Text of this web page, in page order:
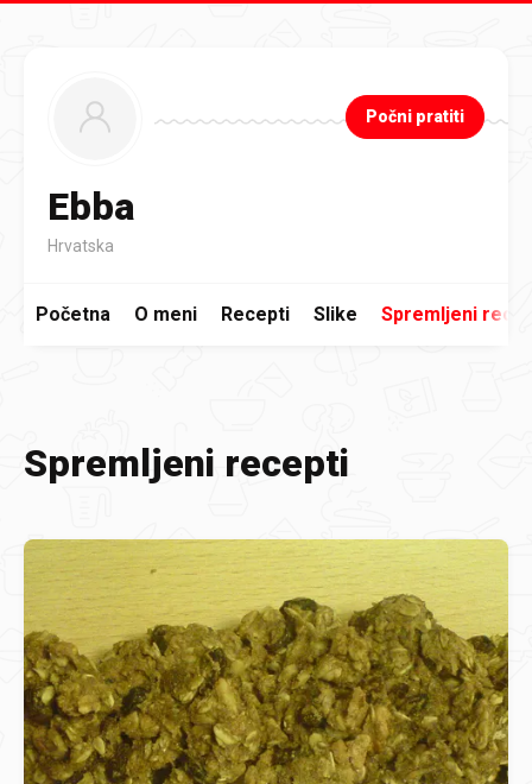
Ebba
Hrvatska
Počni pratiti
Početna O meni Recepti Slike Spremljeni
Spremljeni recepti